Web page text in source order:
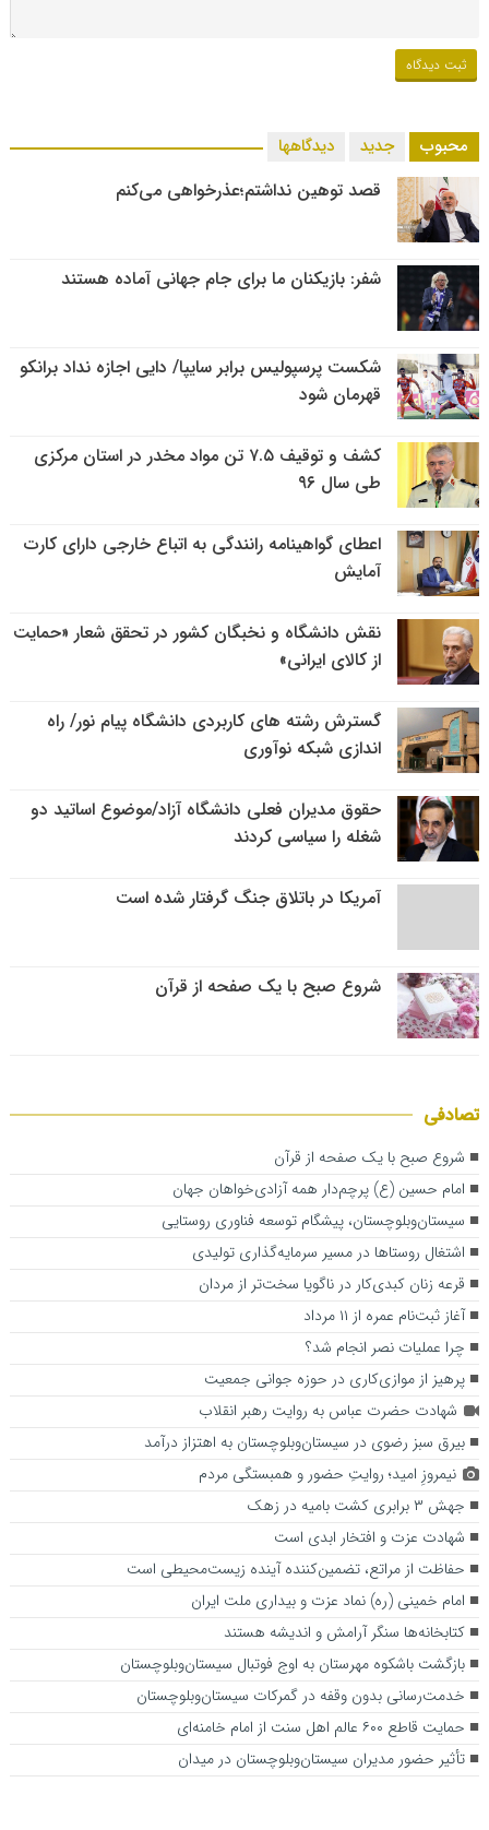
محبوب جدید دیدگاهها
قصد توهین نداشتم؛عذرخواهی می‌کنم
شفر: بازیکنان ما برای جام جهانی آماده هستند
شکست پرسپولیس برابر سایپا/ دایی اجازه نداد برانکو
قهرمان شود
کشف و توقیف ۷.۵ تن مواد مخدر در استان مرکزی
طی سال ۹۶
اعطای گواهینامه رانندگی به اتباع خارجی دارای کارت
آمایش
نقش دانشگاه و نخبگان کشور در تحقق شعار «حمایت
از کالای ایرانی»
گسترش رشته های کاربردی دانشگاه پیام نور/ راه
اندازی شبکه نوآوری
حقوق مدیران فعلی دانشگاه آزاد/موضوع اساتید دو
شغله را سیاسی کردند
آمریکا در باتلاق جنگ گرفتار شده است
شروع صبح با یک صفحه از قرآن
تصادفی
شروع صبح با یک صفحه از قرآن
امام حسین (ع) پرچم‌دار همه آزادی‌خواهان جهان
سیستان‌وبلوچستان، پیشگام توسعه فناوری روستایی
اشتغال روستاها در مسیر سرمایه‌گذاری تولیدی
قرعه زنان کبدی‌کار در ناگویا سخت‌تر از مردان
آغاز ثبت‌نام عمره از ۱۱ مرداد
چرا عملیات نصر انجام شد؟
پرهیز از موازی‌کاری در حوزه جوانی جمعیت
شهادت حضرت عباس به روایت رهبر انقلاب
بیرق سبز رضوی در سیستا‌ن‌وبلوچستان به اهتزاز درآمد
نیمروزِ امید؛ روایتِ حضور و همبستگی مردم
جهش ۳ برابری کشت بامیه در زهک
شهادت عزت و افتخار ابدی است
حفاظت از مراتع، تضمین‌کننده آینده زیست‌محیطی است
امام خمینی (ره) نماد عزت و بیداری ملت ایران
کتابخانه‌ها سنگر آرامش و اندیشه هستند
بازگشت باشکوه مهرستان به اوج فوتبال سیستان‌و‌بلوچستان
خدمت‌رسانی بدون وقفه در گمرکات سیستان‌وبلوچستان
حمایت قاطع ۶۰۰ عالم اهل سنت از امام خامنه‌ای
تأثیر حضور مدیران سیستان‌وبلوچستان در میدان